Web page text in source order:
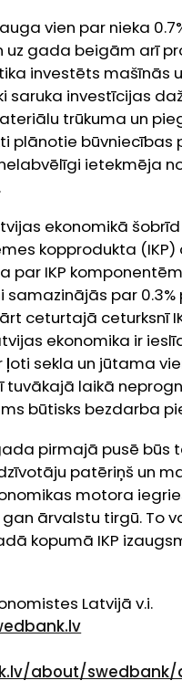
vien par nieka
uz gada beigām arī
investēts mašīnās
saruka investīcijas
trūkuma un
plānotie būvniecības
ietekmēja
ekonomikā
kopprodukta
IKP
samazinājās par
ceturtajā ceturksnī
ekonomika ir
ļoti sekla un jūtama
tuvākajā laikā
būtisks bezdarba
pirmajā pusē būs
patēriņš un
motora
ārvalstu tirgū. To
kopumā IKP
Latvijā v.i.
about/